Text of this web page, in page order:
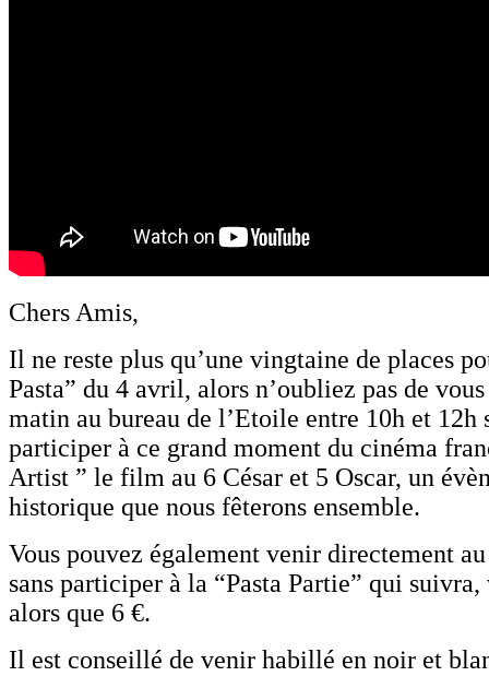
Chers Amis,
Il ne reste plus qu’une vingtaine de places
Pasta” du 4 avril, alors n’oubliez pas de
matin au bureau de l’Etoile entre 10h et 12h
participer à ce grand moment du cinéma
Artist ” le film au 6 César et 5 Oscar, un
historique que nous fêterons ensemble.
Vous pouvez également venir directement
sans participer à la “Pasta Partie” qui suivra,
alors que 6 €.
Il est conseillé de venir habillé en noir et